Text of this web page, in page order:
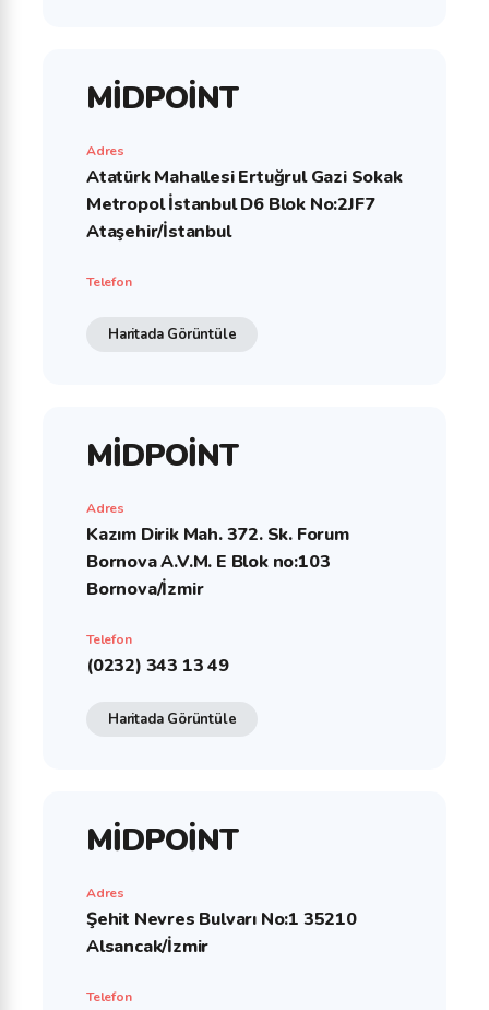
MİDPOİNT
Adres
Atatürk Mahallesi Ertuğrul Gazi Sokak
Metropol İstanbul D6 Blok No:2JF7
Ataşehir/İstanbul
Telefon
Haritada Görüntüle
MİDPOİNT
Adres
Kazım Dirik Mah. 372. Sk. Forum
Bornova A.V.M. E Blok no:103
Bornova/İzmir
Telefon
(0232) 343 13 49
Haritada Görüntüle
MİDPOİNT
Adres
Şehit Nevres Bulvarı No:1 35210
Alsancak/İzmir
Telefon